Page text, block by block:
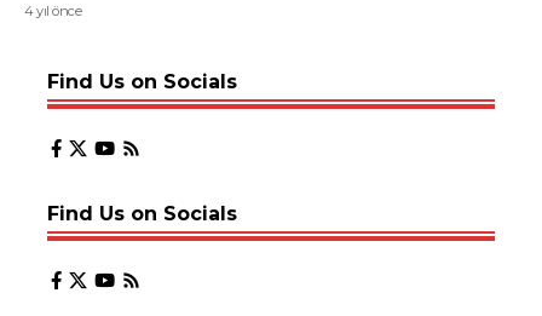
4 yıl önce
Find Us on Socials
Find Us on Socials